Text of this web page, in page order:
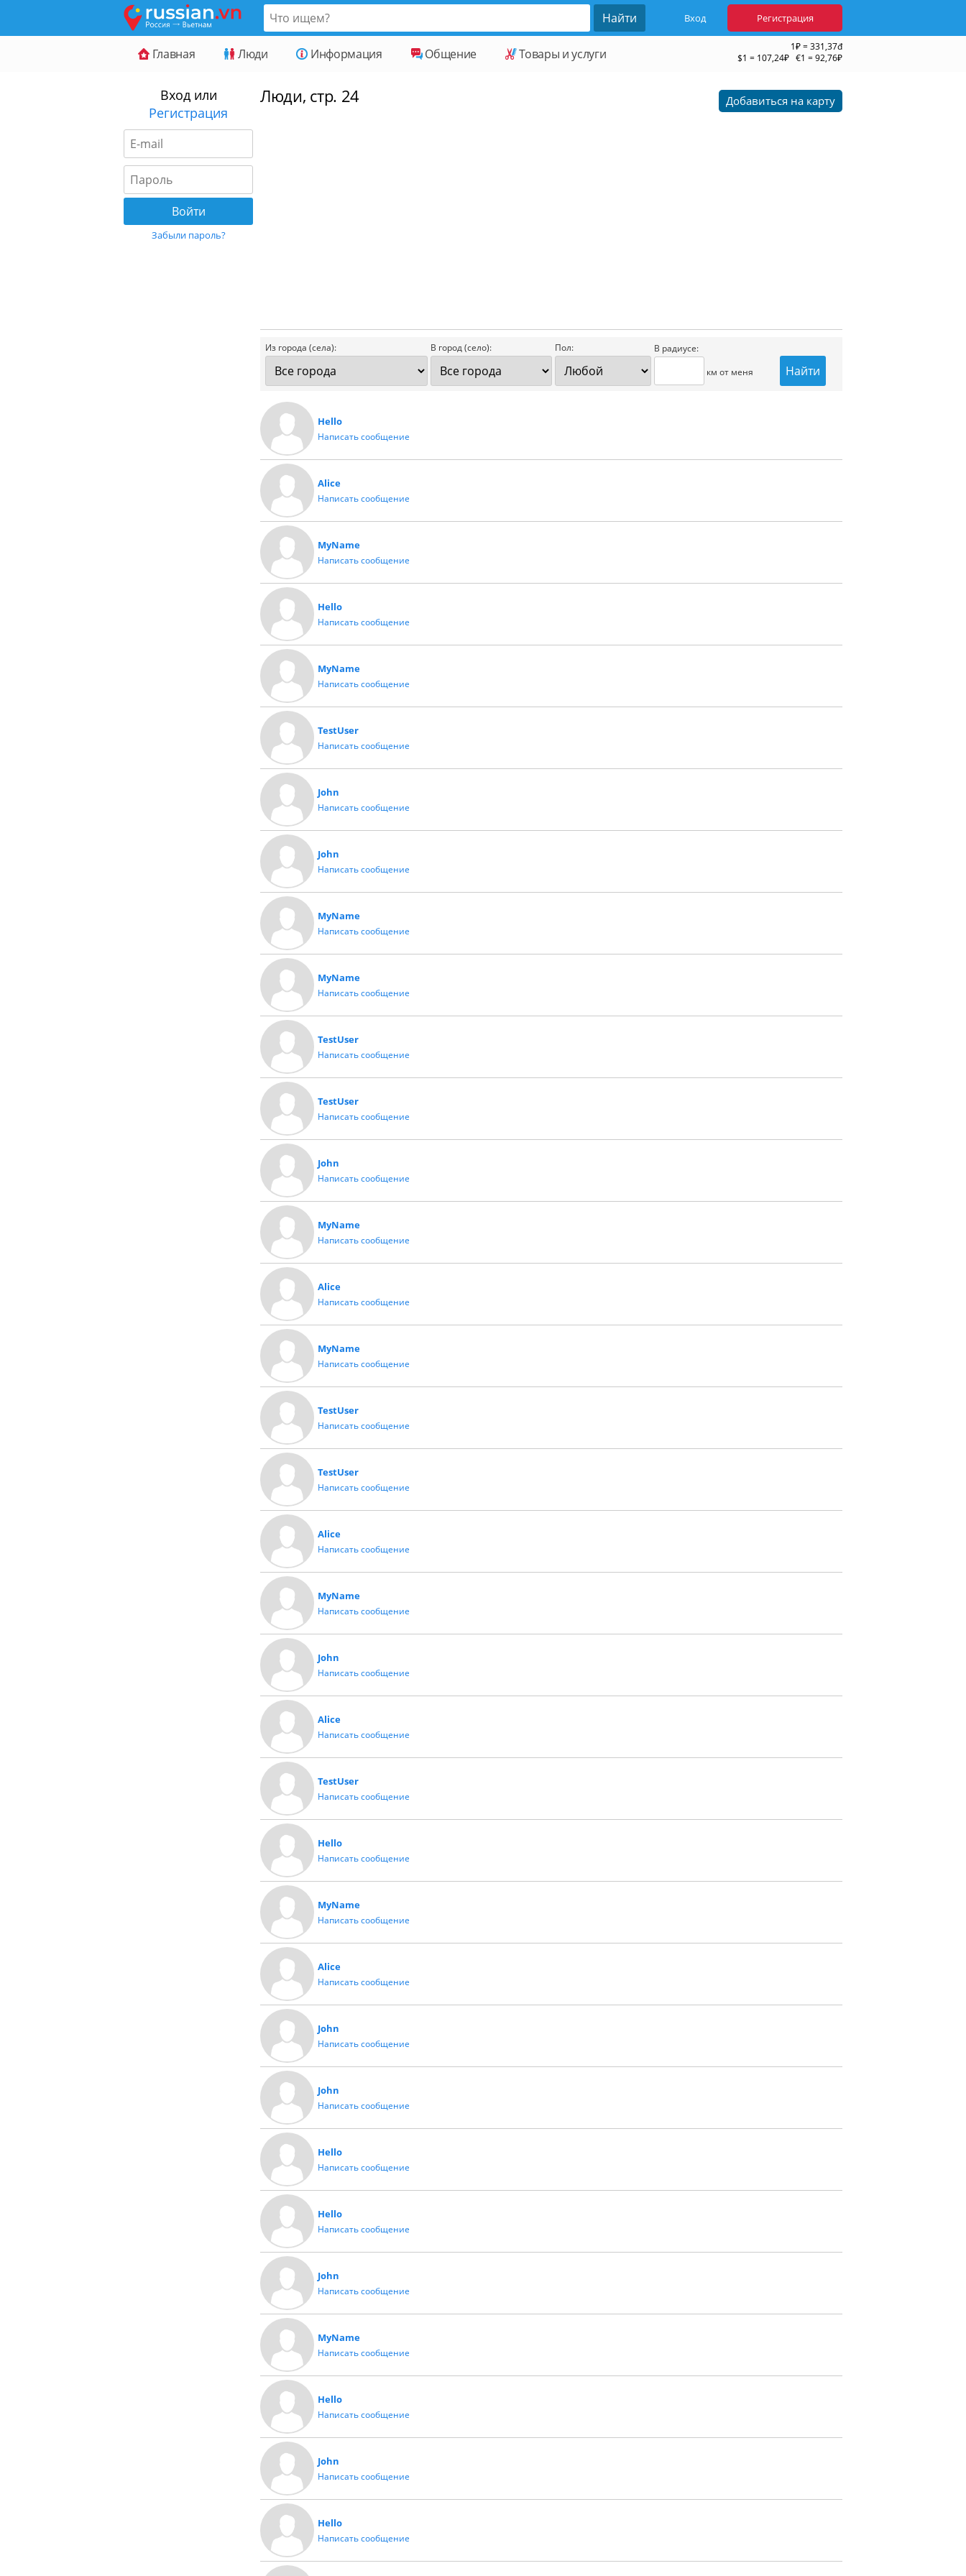
Вход Регистрация
Главная Люди Информация Общение Товары и услуги
1₽ = 331,37đ
$1 = 107,24₽ €1 = 92,76₽
Вход или
Регистрация
Забыли пароль?
Добавиться на карту
Люди, стр. 24
Из города (села): В город (село): Пол:
В радиусе:
км от меня
Hello
Написать сообщение
Alice
Написать сообщение
MyName
Написать сообщение
Hello
Написать сообщение
MyName
Написать сообщение
TestUser
Написать сообщение
John
Написать сообщение
John
Написать сообщение
MyName
Написать сообщение
MyName
Написать сообщение
TestUser
Написать сообщение
TestUser
Написать сообщение
John
Написать сообщение
MyName
Написать сообщение
Alice
Написать сообщение
MyName
Написать сообщение
TestUser
Написать сообщение
TestUser
Написать сообщение
Alice
Написать сообщение
MyName
Написать сообщение
John
Написать сообщение
Alice
Написать сообщение
TestUser
Написать сообщение
Hello
Написать сообщение
MyName
Написать сообщение
Alice
Написать сообщение
John
Написать сообщение
John
Написать сообщение
Hello
Написать сообщение
Hello
Написать сообщение
John
Написать сообщение
MyName
Написать сообщение
Hello
Написать сообщение
John
Написать сообщение
Hello
Написать сообщение